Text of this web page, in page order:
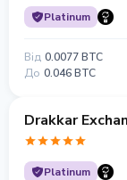
Platinum
Від 0.0077 BTC
До 0.046 BTC
Drakkar
Platinum